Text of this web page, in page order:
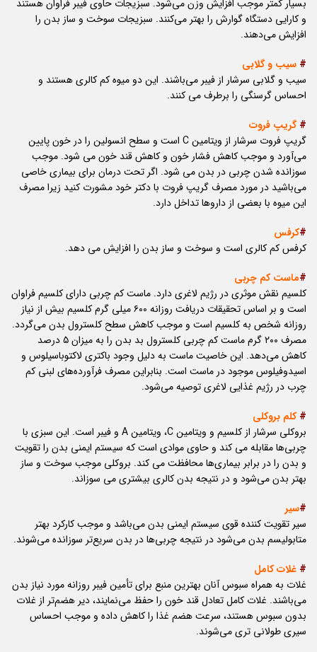
بسیار کمتر موجب افزایش وزن می‌شود. سبزیجات حاوی فیبر فراوان هستند
و کارایی دستگاه گوارش را بهتر می‌کنند. سبزیجات سوخت و ساز بدن را
افزایش می‌دهند.
# سیب و گلابی
سیب و گلابی سرشار از فیبر می‌باشند. این دو میوه کم کالری هستند و
احساس گرسنگی را برطرف می کنند.
#گریپ فروت
گریپ فروت سرشار از ویتامین C است و سطح انسولین را در خون پایین
می‌آورد و موجب کاهش فشار خون و کاهش قند خون می شود. موجب
سوزانده شدن چربی در بدن می شود. اگر تحت درمان برای بیماری خاصی
می‌باشید در مورد مصرف گریپ فروت با دکتر خود مشورت کنید زیرا مصرف
این میوه با بعضی از دارو‌ها تداخل دارد.
#کرفس
کرفس کم کالری است و سوخت و ساز بدن را افزایش می دهد.
#ماست کم چربی
کلسیم نقش موثری در رژیم لاغری دارد. ماست کم چربی دارای کلسیم فراوان
است و بر اساس تحقیقات دریافت روزانه ۶۰۰ میلی گرم کلسیم بیش از نیاز
روزانه شخص به کلسیم است و موجب کاهش سطح کلسترول بدن می‌گردد.
مصرف ۲۰۰ گرم ماست کم چربی کلسترول بد بدن را به میزان ۵ درصد
کاهش می‌دهد. این خاصیت ماست به دلیل وجود باکتری لاکتوباسیلوس و
اسیدوفیلوس موجود در ماست است. بنابراین مصرف فرآورده‌های لبنی کم
چرب در رژیم غذایی لاغری توصیه می‌شود.
#کلم بروکلی
بروکلی سرشار از کلسیم و ویتامین C، ویتامین A و فیبر است. این سبزی با
چربی‌ها مقابله می کند و حاوی موادی است که سیستم ایمنی بدن را تقویت
و بدن را در برابر بیماری‌ها محافظت می کند. بروکلی موجب سوخت و ساز
بهتر بدن می‌شود و در نتیجه بدن کالری بیشتری می سوزاند.
#سیر
سیر تقویت کننده‌ قوی سیستم ایمنی بدن می‌باشد و موجب کارکرد بهتر
متابولیسم بدن می‌شود در نتیجه چربی‌ها در بدن سریع‌تر سوزانده می‌شوند.
# غلات کامل
غلات به همراه سبوس آنان بهترین منبع برای تأمین فیبر روزانه مورد نیاز بدن
می‌باشند. غلات کامل تعادل قند خون را حفظ می‌نمایند، دیر هضم‌تر از غلات
بدون سبوس هستند، سرعت هضم غذا را کاهش داده و موجب احساس
سیری طولانی تری می‌شوند.